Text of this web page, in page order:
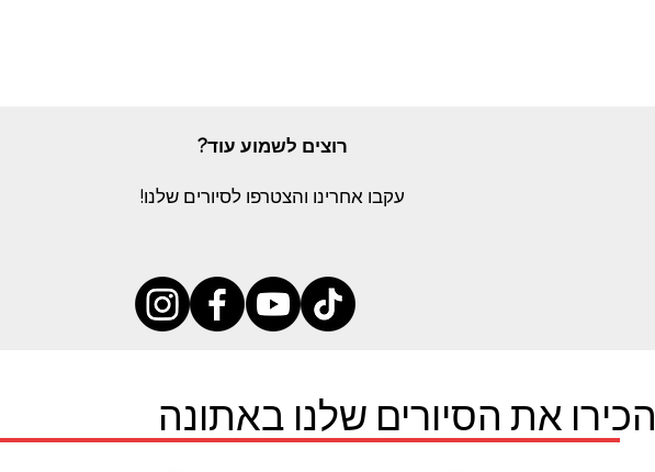
הכירו את הסיורים שלנו באתונה
רוצים לשמוע עוד?
עקבו אחרינו והצטרפו לסיורים שלנו!